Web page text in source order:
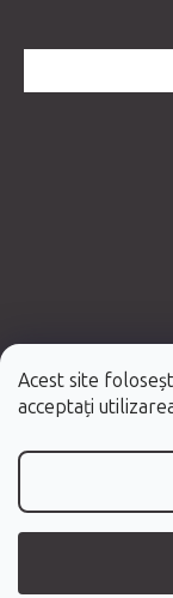
Acest site
acceptați